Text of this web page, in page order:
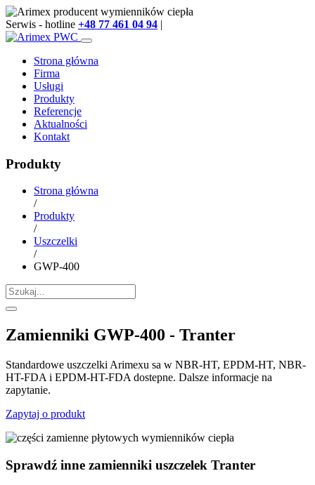
Serwis - hotline +48 77 461 04 94 |
Strona główna
Firma
Usługi
Produkty
Referencje
Aktualności
Kontakt
Produkty
Strona główna
/
Produkty
/
Uszczelki
/
GWP-400
Zamienniki GWP-400 - Tranter
Standardowe uszczelki Arimexu sa w NBR-HT, EPDM-HT, NBR-
HT-FDA i EPDM-HT-FDA dostepne. Dalsze informacje na
zapytanie.
Zapytaj o produkt
Sprawdź inne zamienniki uszczelek Tranter